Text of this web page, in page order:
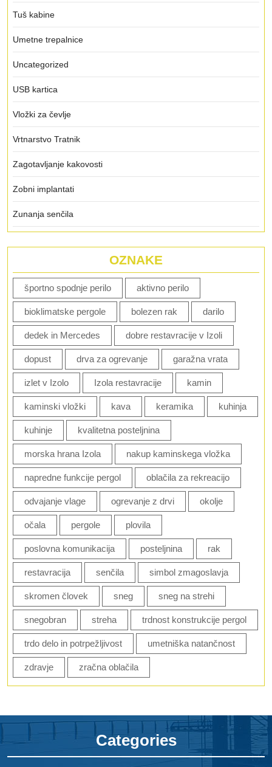
Tuš kabine
Umetne trepalnice
Uncategorized
USB kartica
Vložki za čevlje
Vrtnarstvo Tratnik
Zagotavljanje kakovosti
Zobni implantati
Zunanja senčila
OZNAKE
športno spodnje perilo aktivno perilo
bioklimatske pergole bolezen rak darilo
dedek in Mercedes dobre restavracije v Izoli
dopust drva za ogrevanje garažna vrata
izlet v Izolo Izola restavracije kamin
kaminski vložki kava keramika kuhinja
kuhinje kvalitetna posteljnina
morska hrana Izola nakup kaminskega vložka
napredne funkcije pergol oblačila za rekreacijo
odvajanje vlage ogrevanje z drvi okolje
očala pergole plovila
poslovna komunikacija posteljnina rak
restavracija senčila simbol zmagoslavja
skromen človek sneg sneg na strehi
snegobran streha trdnost konstrukcije pergol
trdo delo in potrpežljivost umetniška natančnost
zdravje zračna oblačila
Categories